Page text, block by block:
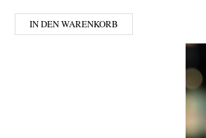
IN DEN WARENKORB